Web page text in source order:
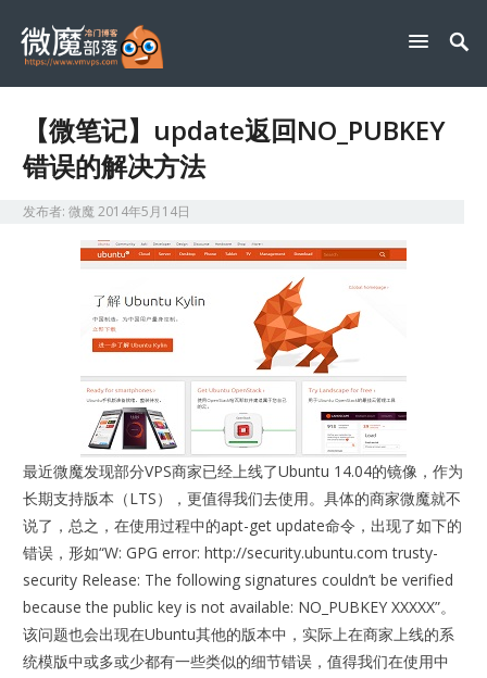
【微笔记】update返回NO_PUBKEY
错误的解决方法
发布者:微魔2014年5月14日
最近微魔发现部分VPS商家已经上线了Ubuntu 14.04的镜像，作为
长期支持版本（LTS），更值得我们去使用。具体的商家微魔就不
说了，总之，在使用过程中的apt-get update命令，出现了如下的
错误，形如“W: GPG error: http://security.ubuntu.com trusty-
security Release: The following signatures couldn’t be verified
because the public key is not available: NO_PUBKEY XXXXX”。
该问题也会出现在Ubuntu其他的版本中，实际上在商家上线的系
统模版中或多或少都有一些类似的细节错误，值得我们在使用中